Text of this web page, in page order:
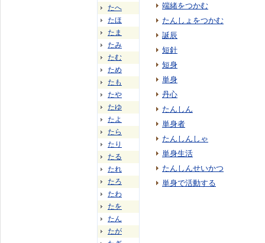
たへ
たほ
たま
たみ
たむ
ため
たも
たや
たゆ
たよ
たら
たり
たる
たれ
たろ
たわ
たを
たん
たが
端緒をつかむ
たんしょをつかむ
誕辰
短針
短身
単身
丹心
たんしん
単身者
たんしんしゃ
単身生活
たんしんせいかつ
単身で活動する